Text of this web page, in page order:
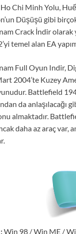
Chi Minh Yolu,
Düşüşü gibi
Crack İndir olarak
temel alan EA
Full Oyun Indir,
2004’te Kuzey
Battlefield
da anlaşılacağı
almaktadır.
daha az araç var,
Win 98 / Win ME /